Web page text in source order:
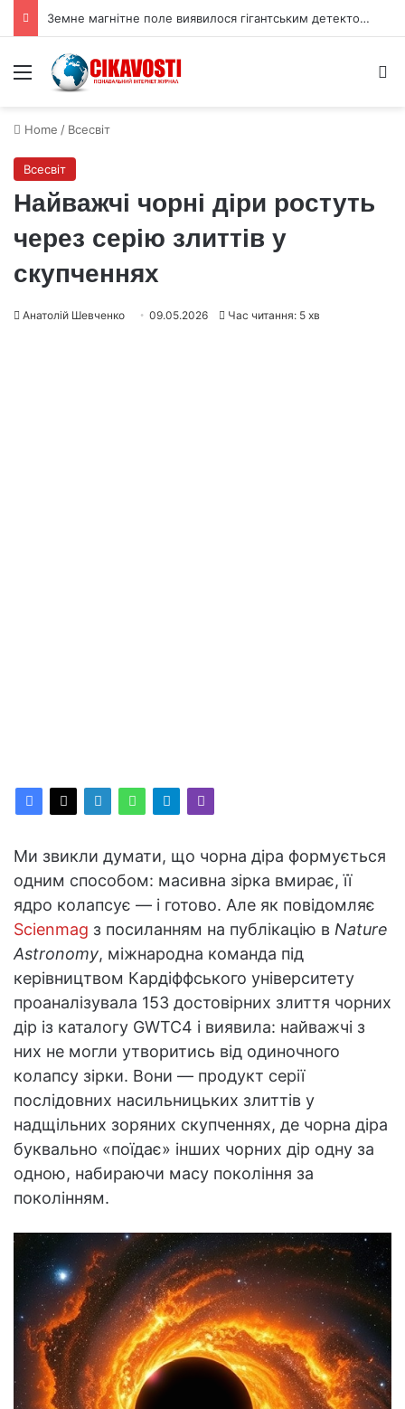
Земне магнітне поле виявилося гігантським детектором темної матерії
Menu
Home / Всесвіт
Всесвіт
Найважчі чорні діри ростуть
через серію злиттів у
скупченнях
Анатолій Шевченко 09.05.2026 Час читання: 5 хв
Ми звикли думати, що чорна діра формується
одним способом: масивна зірка вмирає, її
ядро колапсує — і готово. Але як повідомляє
Scienmag з посиланням на публікацію в Nature
Astronomy, міжнародна команда під
керівництвом Кардіффського університету
проаналізувала 153 достовірних злиття чорних
дір із каталогу GWTC4 і виявила: найважчі з
них не могли утворитись від одиночного
колапсу зірки. Вони — продукт серії
послідовних насильницьких злиттів у
надщільних зоряних скупченнях, де чорна діра
буквально «поїдає» інших чорних дір одну за
одною, набираючи масу покоління за
поколінням.